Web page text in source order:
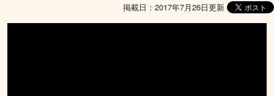
掲載日：2017年7月26日更新